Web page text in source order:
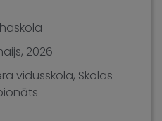
2026
vidusskola, Skolas